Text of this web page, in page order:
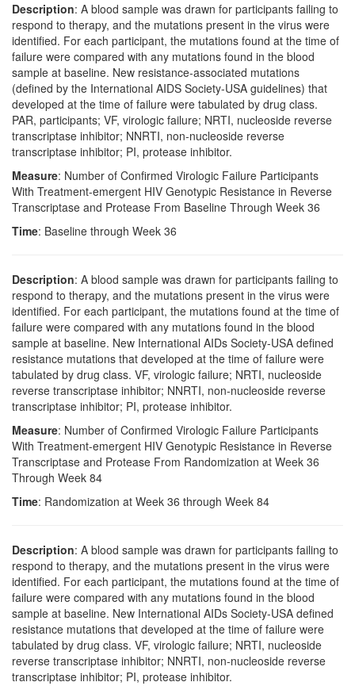
Description: A blood sample was drawn for participants failing to
respond to therapy, and the mutations present in the virus were
identified. For each participant, the mutations found at the time of
failure were compared with any mutations found in the blood
sample at baseline. New resistance-associated mutations
(defined by the International AIDS Society-USA guidelines) that
developed at the time of failure were tabulated by drug class.
PAR, participants; VF, virologic failure; NRTI, nucleoside reverse
transcriptase inhibitor; NNRTI, non-nucleoside reverse
transcriptase inhibitor; PI, protease inhibitor.
Measure: Number of Confirmed Virologic Failure Participants
With Treatment-emergent HIV Genotypic Resistance in Reverse
Transcriptase and Protease From Baseline Through Week 36
Time: Baseline through Week 36
Description: A blood sample was drawn for participants failing to
respond to therapy, and the mutations present in the virus were
identified. For each participant, the mutations found at the time of
failure were compared with any mutations found in the blood
sample at baseline. New International AIDs Society-USA defined
resistance mutations that developed at the time of failure were
tabulated by drug class. VF, virologic failure; NRTI, nucleoside
reverse transcriptase inhibitor; NNRTI, non-nucleoside reverse
transcriptase inhibitor; PI, protease inhibitor.
Measure: Number of Confirmed Virologic Failure Participants
With Treatment-emergent HIV Genotypic Resistance in Reverse
Transcriptase and Protease From Randomization at Week 36
Through Week 84
Time: Randomization at Week 36 through Week 84
Description: A blood sample was drawn for participants failing to
respond to therapy, and the mutations present in the virus were
identified. For each participant, the mutations found at the time of
failure were compared with any mutations found in the blood
sample at baseline. New International AIDs Society-USA defined
resistance mutations that developed at the time of failure were
tabulated by drug class. VF, virologic failure; NRTI, nucleoside
reverse transcriptase inhibitor; NNRTI, non-nucleoside reverse
transcriptase inhibitor; PI, protease inhibitor.